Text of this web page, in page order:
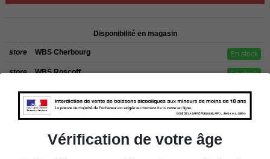
Disponibilité en magasin
store WBS Cherbourg En stock
store WBS Roscoff En stock
Rappel
Les commandes sont uniquement livrées en France métropolitaine. Pour les
clients de l’étranger, retrait sur place dans nos magasins de ROSCOFF ou
Vérification de votre âge